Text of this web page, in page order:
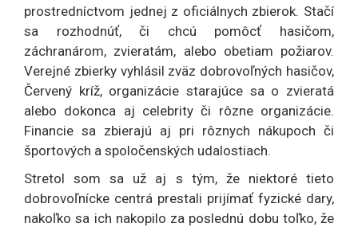
prostredníctvom jednej z oficiálnych zbierok. Stačí
sa rozhodnúť, či chcú pomôcť hasičom,
záchranárom, zvieratám, alebo obetiam požiarov.
Verejné zbierky vyhlásil zväz dobrovoľných hasičov,
Červený kríž, organizácie starajúce sa o zvieratá
alebo dokonca aj celebrity či rôzne organizácie.
Financie sa zbierajú aj pri rôznych nákupoch či
športových a spoločenských udalostiach.
Stretol som sa už aj s tým, že niektoré tieto
dobrovoľnícke centrá prestali prijímať fyzické dary,
nakoľko sa ich nakopilo za poslednú dobu toľko, že